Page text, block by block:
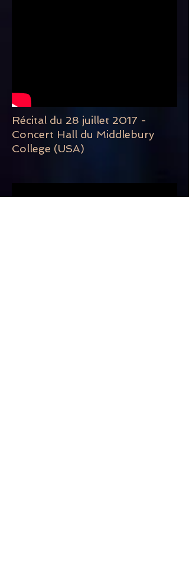
Récital du 28 juillet 2017 -
Concert Hall du Middlebury
College (USA)